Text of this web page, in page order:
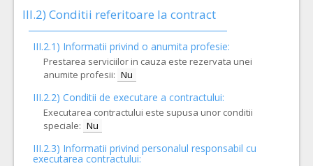
III.2) Conditii referitoare la contract
III.2.1) Informatii privind o anumita profesie:
Prestarea serviciilor in cauza este rezervata unei
anumite profesii: Nu
III.2.2) Conditii de executare a contractului:
Executarea contractului este supusa unor conditii
speciale: Nu
III.2.3) Informatii privind personalul responsabil cu
executarea contractului: